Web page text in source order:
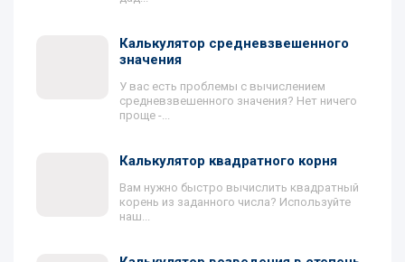
Калькулятор средневзвешенного
значения
У вас есть проблемы с вычислением
средневзвешенного значения? Нет ничего
проще -...
Калькулятор квадратного корня
Вам нужно быстро вычислить квадратный
корень из заданного числа? Используйте
наш...